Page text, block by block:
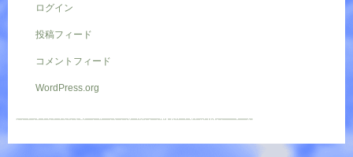
ログイン
投稿フィード
コメントフィード
WordPress.org